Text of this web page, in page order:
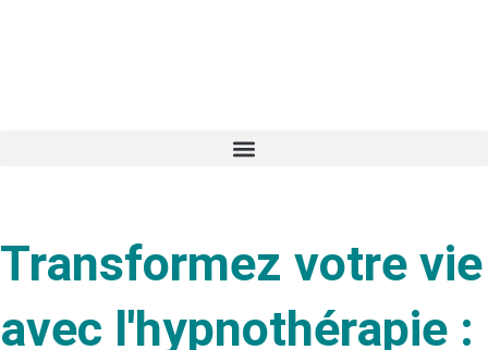
Transformez votre vie
avec l'hypnothérapie :